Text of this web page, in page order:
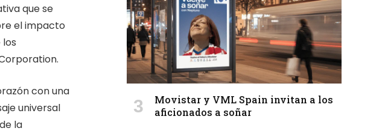
que se
el impacto
con una
universal
la
Movistar y VML Spain invitan a los
aficionados a soñar